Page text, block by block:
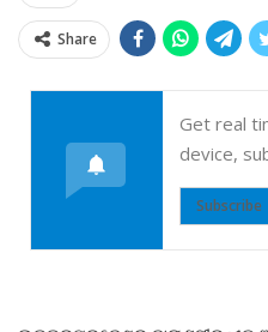
Share
Get real
device,
Subscribe